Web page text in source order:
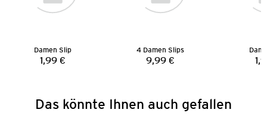
Damen Slip
Preis:
1,99 €
4 Damen Slips
Preis:
9,99 €
Das könnte Ihnen auch gefallen